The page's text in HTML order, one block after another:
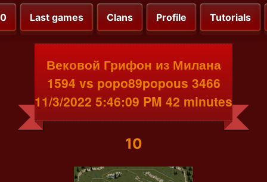
Last games Clans Profile Tutorials
Вековой Грифон из Милана
1594 vs popo89popous 3466
11/3/2022 5:46:09 PM 42 minutes
10